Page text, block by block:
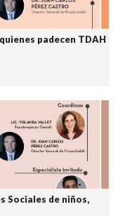
padecen TDAH
Sociales de niños,